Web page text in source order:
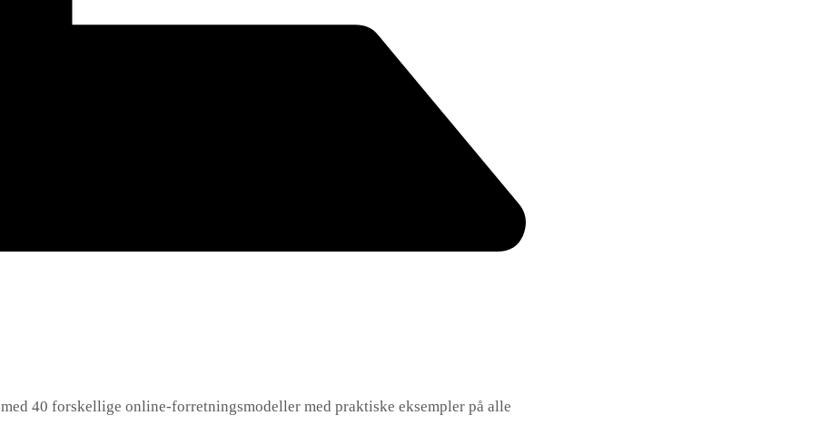
med 40 forskellige online-forretningsmodeller med praktiske eksempler på alle